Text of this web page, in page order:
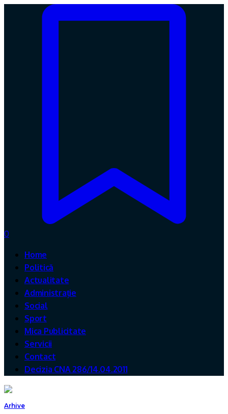
0
Home
Politică
Actualitate
Administrație
Social
Sport
Mica Publicitate
Servicii
Contact
Decizia CNA 286/14.04.2011
Arhive